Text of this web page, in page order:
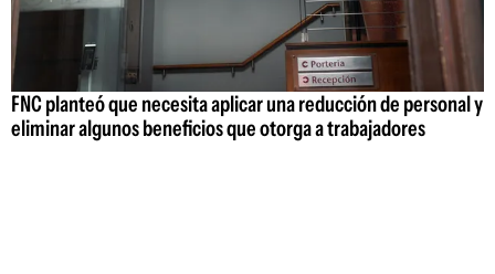
FNC planteó que necesita aplicar una reducción de personal y
eliminar algunos beneficios que otorga a trabajadores